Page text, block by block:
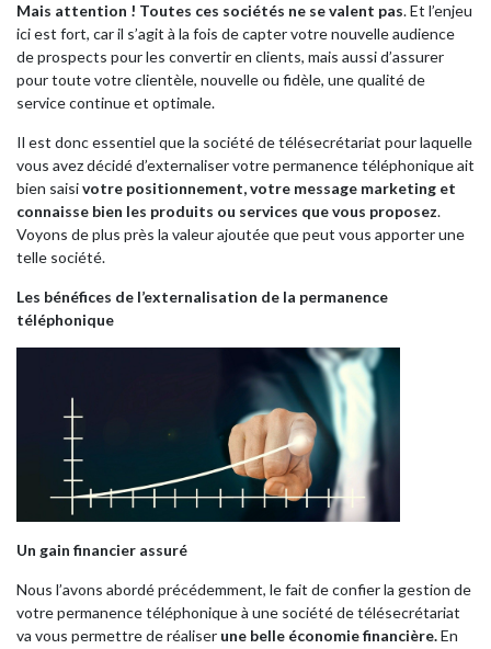
Mais attention ! Toutes ces sociétés ne se valent pas. Et l’enjeu
ici est fort, car il s’agit à la fois de capter votre nouvelle audience
de prospects pour les convertir en clients, mais aussi d’assurer
pour toute votre clientèle, nouvelle ou fidèle, une qualité de
service continue et optimale.
Il est donc essentiel que la société de télésecrétariat pour laquelle
vous avez décidé d’externaliser votre permanence téléphonique ait
bien saisivotre positionnement, votre message marketing et
connaisse bien les produits ou services que vous proposez.
Voyons de plus près la valeur ajoutée que peut vous apporter une
telle société.
Les bénéfices de l’externalisation de la permanence
téléphonique
Un gain financier assuré
Nous l’avons abordé précédemment, le fait de confier la gestion de
votre permanence téléphonique à une société de télésecrétariat
va vous permettre de réaliser une belle économie financière.En